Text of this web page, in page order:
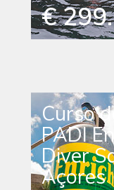
€
Curso
PADI
Diver
Açores